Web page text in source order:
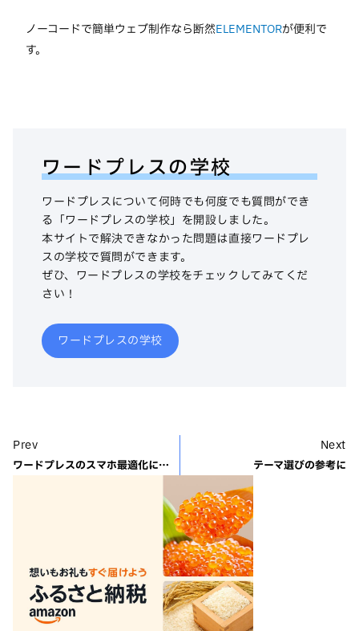
ノーコードで簡単ウェブ制作なら断然ELEMENTORが便利で
す。
ワードプレスの学校
ワードプレスについて何時でも何度でも質問ができ
る「ワードプレスの学校」を開設しました。
本サイトで解決できなかった問題は直接ワードプレ
スの学校で質問ができます。
ぜひ、ワードプレスの学校をチェックしてみてくだ
さい！
ワードプレスの学校
Prev
ワードプレスのスマホ最適化について
Next
テーマ選びの参考に